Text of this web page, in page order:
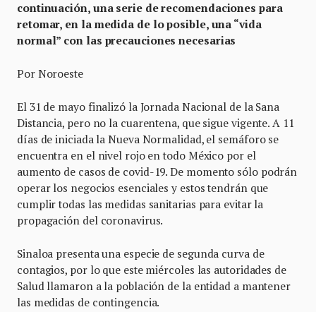
continuación, una serie de recomendaciones para
retomar, en la medida de lo posible, una “vida
normal” con las precauciones necesarias
Por Noroeste
El 31 de mayo finalizó la Jornada Nacional de la Sana
Distancia, pero no la cuarentena, que sigue vigente. A 11
días de iniciada la Nueva Normalidad, el semáforo se
encuentra en el nivel rojo en todo México por el
aumento de casos de covid-19. De momento sólo podrán
operar los negocios esenciales y estos tendrán que
cumplir todas las medidas sanitarias para evitar la
propagación del coronavirus.
Sinaloa presenta una especie de segunda curva de
contagios, por lo que este miércoles las autoridades de
Salud llamaron a la población de la entidad a mantener
las medidas de contingencia.